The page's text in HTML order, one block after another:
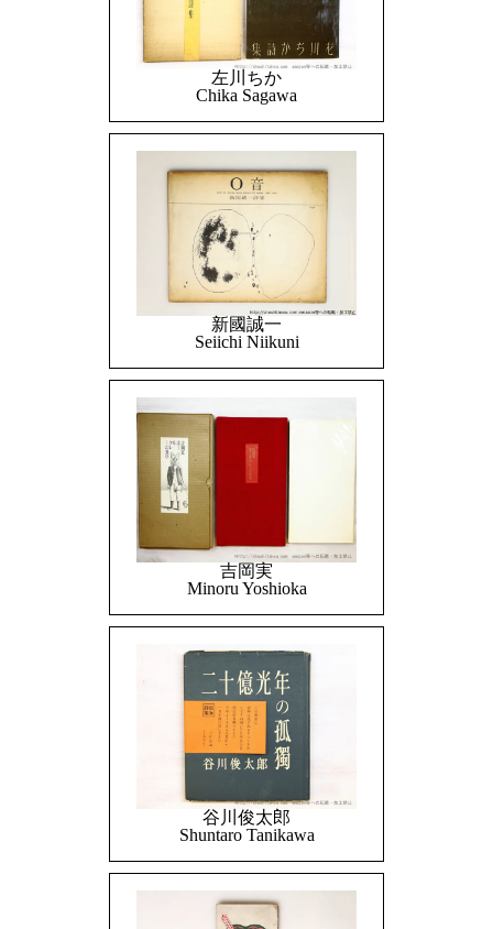
左川ちか
Chika Sagawa
新國誠一
Seiichi Niikuni
吉岡実
Minoru Yoshioka
谷川俊太郎
Shuntaro Tanikawa